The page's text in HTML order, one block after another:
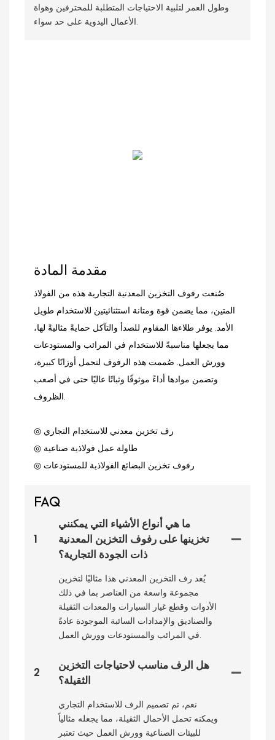
وطول العمر لتلبية الاحتياجات المتطلبة للمحترفين وهواة
الأعمال اليدوية على حد سواء.
مقدمة المادة
صُنعت رفوف التخزين المعدنية التجارية هذه من الفولاذ
المتين، مما يضمن قوة ومتانة استثنائيتين للاستخدام طويل
الأمد. يوفر طلاءها المقاوم للصدأ والتآكل حمايةً مثاليةً لها،
مما يجعلها مناسبةً للاستخدام في المرائب والمستودعات
وورش العمل. صُممت هذه الرفوف لتحمل أوزانًا كبيرة،
وتضمن موادها أداءً موثوقًا وثباتًا عاليًا حتى في أصعب
الظروف.
◎ رف تخزين معدني للاستخدام التجاري
◎ طاولة عمل فولاذية صناعية
◎ رفوف تخزين البضائع الفولاذية للمستودعات
FAQ
1
ما هي أنواع الأشياء التي يمكنني
تخزينها على رفوف التخزين المعدنية
ذات الجودة التجارية؟
يُعد رف التخزين المعدني هذا مثاليًا لتخزين
مجموعة واسعة من العناصر بما في ذلك
الأدوات وقطع غيار السيارات والمعدات الثقيلة
والصناديق والإمدادات السائبة الموجودة عادةً
في المرائب والمستودعات وورش العمل.
2
هل الرف مناسب لاحتياجات التخزين
الثقيلة؟
نعم، تم تصميم الرف للاستخدام التجاري
ويمكنه تحمل الأحمال الثقيلة، مما يجعله مثالياً
للبيئات الصناعية وورش العمل حيث تعتبر